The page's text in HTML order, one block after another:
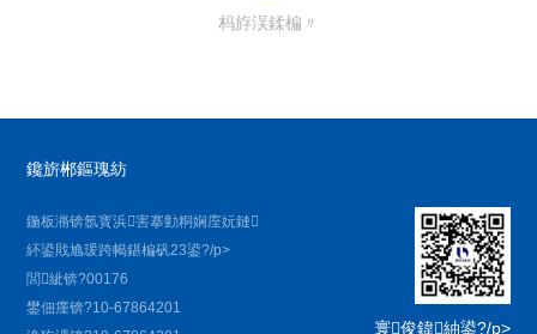
杩斿洖鍒楄〃
鑱旂郴鏂瑰紡
鍦板潃锛氬寳浜害搴勭粡娴庢妧鏈
紑鍙戝尯瑗跨幆鍖楄矾23鍙?/p>
閭紪锛?00176
鐢佃瘽锛?10-67864201
寰俊鍏紬鍙?/p>